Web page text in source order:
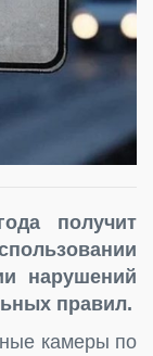
получит
нарушений
правил.
камеры по